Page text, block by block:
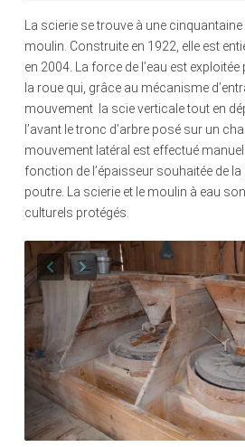
Accepter les
La scierie se trouve à une
moulin. Construite en 1922, elle est
en 2004. La force de l’eau est
la roue qui, grâce au mécanisme
mouvement la scie verticale tout en
l’avant le tronc d’arbre posé sur un
mouvement latéral est effectué
fonction de l’épaisseur souhaitée de
poutre. La scierie et le moulin à eau
culturels protégés.